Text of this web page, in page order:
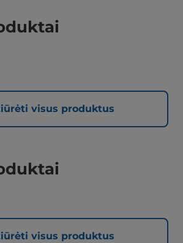
visus produktus
visus produktus